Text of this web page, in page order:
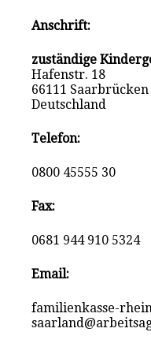
Anschrift:
zuständige
Hafenstr. 18
66111 Saarbrücken
Deutschland
Telefon:
0800 45555 30
Fax:
0681 944 910 5324
Email:
familienkasse-